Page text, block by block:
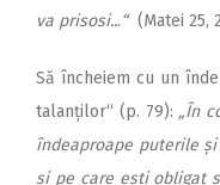
va prisosi...“ (Matei 25,
Să încheiem cu un
talanților“ (p. 79): „În
îndeaproape puterile
și pe care ești obligat